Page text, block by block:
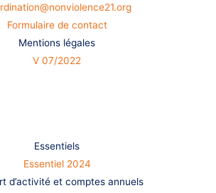
Formulaire de contact
Mentions légales
V 07/2022
Essentiels
Essentiel 2024
d’activité et comptes annuels